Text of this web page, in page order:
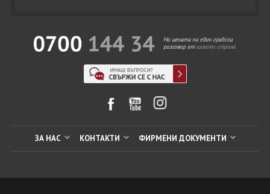
ЗА НАС КОНТАКТИ ФИРМЕНИ ДОКУМЕНТИ